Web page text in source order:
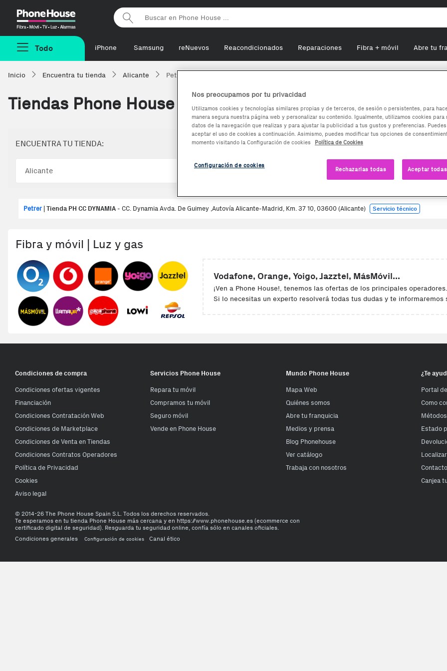
Phonehouse
Todo iPhone Samsung reNuevos Reacondicionados Reparaciones Fibra + móvil Abre tu
Inicio Encuentra tu tienda Alicante Petrer
Tiendas Phone House deAlicanteenPetrer
ENCUENTRA TU TIENDA:
Petrer Tienda PH CC DYNAMIA - CC. Dynamia Avda. De Guimey ,Autovía Alicante-Madrid, Km. 37 10, 03600 (Alicante) Servicio técnico
Fibra y móvil | Luz y gas
Vodafone, Orange, Yoigo, Jazztel, MásMóvil...
¡Ven a Phone House!, tenemos las ofertas de los principales operadores.
Si lo necesitas un experto resolverá todas tus dudas y te
Condiciones de compra
Condiciones ofertas vigentes
Financiación
Condiciones Contratación Web
Condiciones de Marketplace
Condiciones de Venta en Tiendas
Condiciones Contratos Operadores
Política de Privacidad
Cookies
Aviso legal
Servicios Phone House
Repara tu móvil
Compramos tu móvil
Seguro móvil
Vende en Phone House
Mundo Phone House
Mapa Web
Quiénes somos
Abre tu franquicia
Medios y prensa
Blog Phonehouse
Ver catálogo
Trabaja con nosotros
¿Te
Portal
Como
Estado
Contacto
Canjea
© 2014-26 The Phone House Spain S.L. Todos los derechos reservados.
Te esperamos en tu tienda Phone House más cercana y en https://www.phonehouse.es (ecommerce con
certificado digital de seguridad). Resguarda tu seguridad online, confía sólo en canales oficiales.
Condiciones generales
Configuración de cookies Canal ético
Nos preocupamos por tu privacidad
Utilizamos cookies y tecnologías similares propias y de terceros, de sesión o persistentes, para
manera segura nuestra página web y personalizar su contenido. Igualmente, utilizamos cookies para
datos de la navegación que realizas y para ajustar la publicidad a tus gustos y preferencias.
aceptar el uso de cookies a continuación. Asimismo, puedes modificar tus opciones de
momento visitando la Configuración de cookies
Política de Cookies
Rechazarlas todas Aceptar
Configuración de cookies